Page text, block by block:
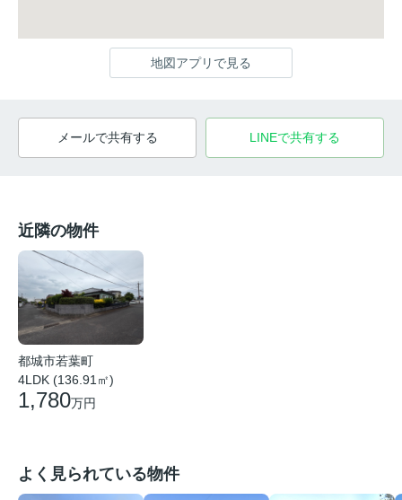
地図アプリで見る
メールで共有する LINEで共有する
近隣の物件
都城市若葉町
4LDK (136.91㎡)
1,780万円
よく見られている物件